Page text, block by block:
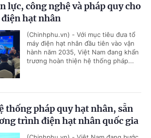
lực, công nghệ và pháp quy cho
hạt nhân
(Chinhphu.vn) - Với mục tiêu đưa tổ
máy điện hạt nhân đầu tiên vào vận
hành năm 2035, Việt Nam đang khẩn
trương hoàn thiện hệ thống pháp...
thống pháp quy hạt nhân, sẵn
trình điện hạt nhân quốc gia